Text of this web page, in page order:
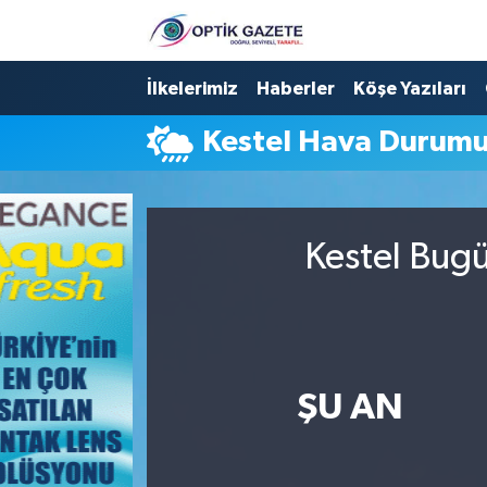
İlkelerimiz Haberler Köşe Yazıları
Kestel Hava
Kestel
ŞU AN
Nöbetçi Eczaneler
Hava Durumu
İstanbul Namaz Vakitleri
Trafik Durumu
Süper Lig Puan Durumu ve Fikstür
Tüm Manşetler
Son Dakika Haberleri
Haber Arşivi